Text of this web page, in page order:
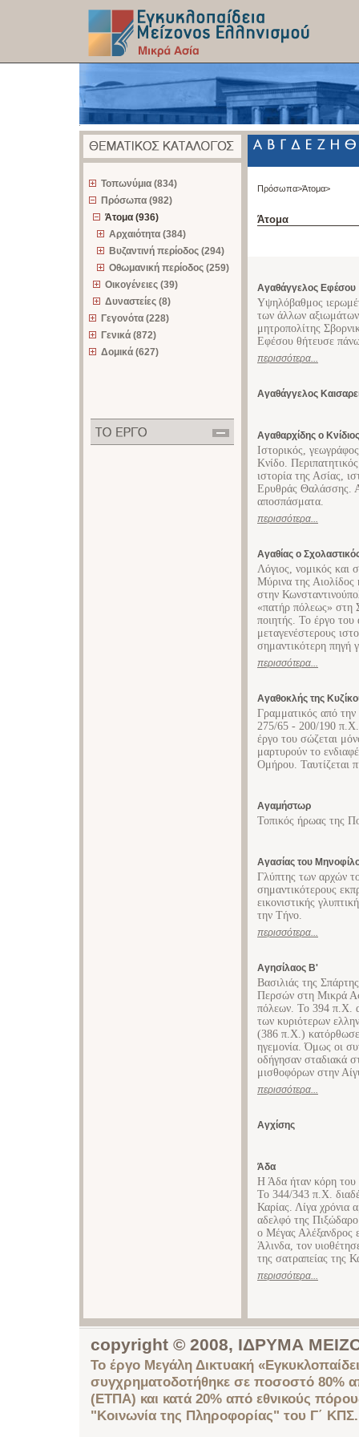
Τοπωνύμια (834)
Πρόσωπα (982)
Άτομα (936)
Αρχαιότητα (384)
Βυζαντινή περίοδος (294)
Οθωμανική περίοδος (259)
Οικογένειες (39)
Δυναστείες (8)
Γεγονότα (228)
Γενικά (872)
Δομικά (627)
Πρόσωπα>Άτομα>
Άτομα
Αγαθάγγελος Εφέσου
Υψηλόβαθμος
των άλλων αξιωμάτων
μητροπολίτης
Εφέσου θήτευσε
περισσότερα...
Αγαθάγγελος
Αγαθαρχίδης ο Κνίδιος
Ιστορικός,
Κνίδο.
ιστορία της Ασίας,
Ερυθράς Θαλάσσης.
αποσπάσματα.
περισσότερα...
Αγαθίας ο
Λόγιος, νομικός και
Μύρινα της Αιολίδος
στην
«πατήρ πόλεως» στη
ποιητής. Το έργο
μεταγενέστερους
σημαντικότερη πηγή
περισσότερα...
Αγαθοκλής της
Γραμματικός από
275/65 - 200/190 π.Χ.
έργο του σώζεται
μαρτυρούν το
Ομήρου. Ταυτίζεται
Αγαμήστωρ
Τοπικός ήρωας της
Αγασίας του
Γλύπτης των αρχών
σημαντικότερους
εικονιστικής
την Τήνο.
περισσότερα...
Αγησίλαος Β'
Βασιλιάς της
Περσών στη Μικρά
πόλεων. Το 394 π.Χ.
των κυριότερων
(386 π.Χ.) κατόρθωσε
ηγεμονία. Όμως οι
οδήγησαν σταδιακά
μισθοφόρων στην
περισσότερα...
Αγχίσης
Άδα
Η Άδα ήταν κόρη του
Το 344/343 π.Χ.
Καρίας. Λίγα χρόνια
αδελφό της
ο Μέγας Αλέξανδρος
Άλινδα, τον
της σατραπείας της
περισσότερα...
copyright © 2008, ΙΔΡΥΜΑ
Το έργο Μεγάλη Δικτυακή
συγχρηματοδοτήθηκε σε ποσοστό 80%
(ΕΤΠΑ) και κατά 20% από εθνικούς
"Κοινωνία της Πληροφορίας" του Γ΄ ΚΠΣ.